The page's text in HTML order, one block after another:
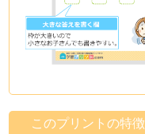
このプリントの特徴